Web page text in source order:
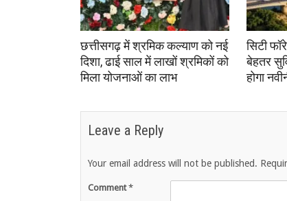
छत्तीसगढ़ में श्रमिक कल्याण को नई
दिशा, ढाई साल में लाखों श्रमिकों को
मिला योजनाओं का लाभ
सिटी
बेहतर
होगा
Leave a Reply
Your email address will not be published.
Comment*